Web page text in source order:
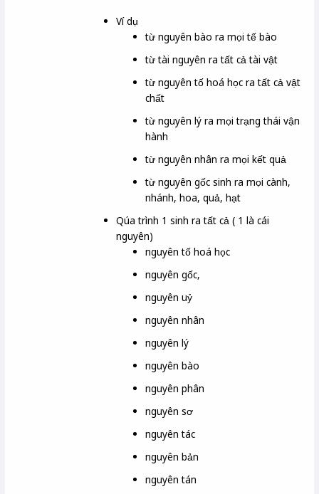
Ví dụ
từ nguyên bào ra mọi tế bào
từ tài nguyên ra tất cả tài vật
từ nguyên tố hoá học ra tất cả vật
chất
từ nguyên lý ra mọi trạng thái vận
hành
từ nguyên nhân ra mọi kết quả
từ nguyên gốc sinh ra mọi cành,
nhánh, hoa, quả, hạt
Qúa trình 1 sinh ra tất cả ( 1 là cái
nguyên)
nguyên tố hoá học
nguyên gốc,
nguyên uỷ
nguyên nhân
nguyên lý
nguyên bào
nguyên phân
nguyên sơ
nguyên tác
nguyên bản
nguyên tán